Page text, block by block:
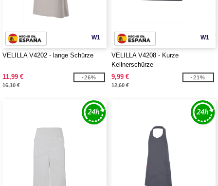
W1
VELILLA V4202 - lange Schürze
11,99 €
16,10 €
-26%
W1
VELILLA V4208 - Kurze
Kellnerschürze
9,99 €
12,60 €
-21%